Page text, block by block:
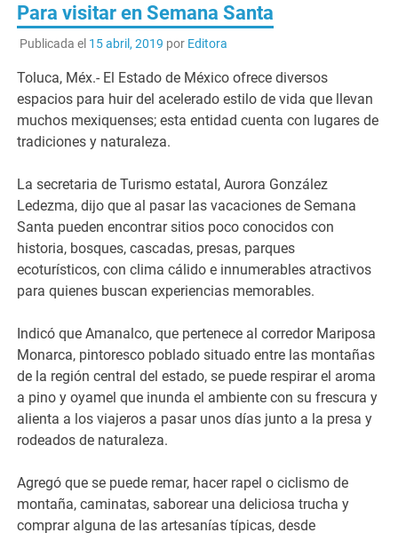
Para visitar en Semana Santa
Publicada el 15 abril, 2019 por Editora
Toluca, Méx.- El Estado de México ofrece diversos
espacios para huir del acelerado estilo de vida que llevan
muchos mexiquenses; esta entidad cuenta con lugares de
tradiciones y naturaleza.
La secretaria de Turismo estatal, Aurora González
Ledezma, dijo que al pasar las vacaciones de Semana
Santa pueden encontrar sitios poco conocidos con
historia, bosques, cascadas, presas, parques
ecoturísticos, con clima cálido e innumerables atractivos
para quienes buscan experiencias memorables.
Indicó que Amanalco, que pertenece al corredor Mariposa
Monarca, pintoresco poblado situado entre las montañas
de la región central del estado, se puede respirar el aroma
a pino y oyamel que inunda el ambiente con su frescura y
alienta a los viajeros a pasar unos días junto a la presa y
rodeados de naturaleza.
Agregó que se puede remar, hacer rapel o ciclismo de
montaña, caminatas, saborear una deliciosa trucha y
comprar alguna de las artesanías típicas, desde